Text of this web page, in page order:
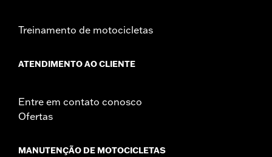
Treinamento de motocicletas
ATENDIMENTO AO CLIENTE
Entre em contato conosco
Ofertas
MANUTENÇÃO DE MOTOCICLETAS